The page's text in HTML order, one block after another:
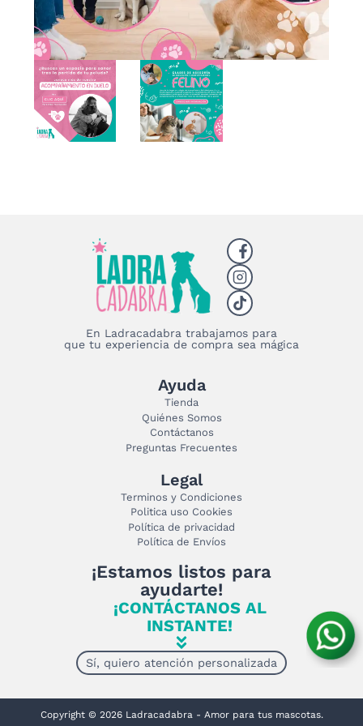
En Ladracadabra trabajamos para
que tu experiencia de compra sea mágica
Ayuda
Tienda
Quiénes Somos
Contáctanos
Preguntas Frecuentes
Legal
Terminos y Condiciones
Politica uso Cookies
Política de privacidad
Política de Envíos
¡Estamos listos para
ayudarte!
¡CONTÁCTANOS AL
INSTANTE!
Sí, quiero atención personalizada
Copyright © 2026 Ladracadabra - Amor para tus mascotas.